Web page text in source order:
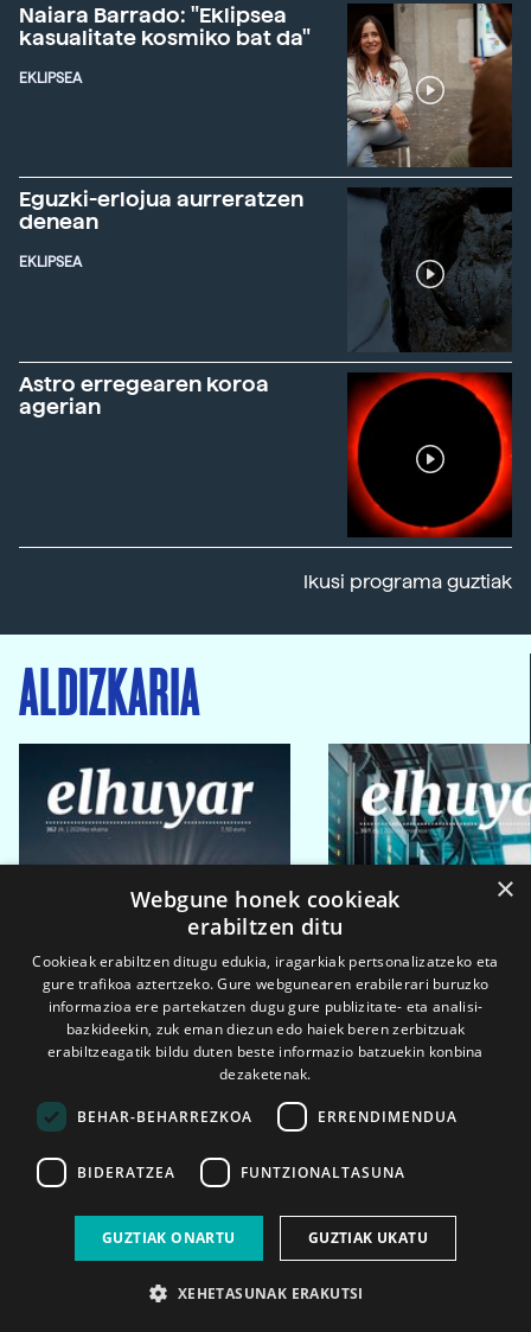
Naiara Barrado: "Eklipsea
kasualitate kosmiko bat da"
EKLIPSEA
Eguzki-erlojua aurreratzen
denean
EKLIPSEA
Astro erregearen koroa
agerian
Ikusi programa guztiak
ALDIZKARIA
2026ko eka. 1a 2026ko mar. 1a
×
Webgune honek cookieak
erabiltzen ditu
Cookieak erabiltzen ditugu edukia, iragarkiak pertsonalizatzeko eta
gure trafikoa aztertzeko. Gure webgunearen erabilerari buruzko
informazioa ere partekatzen dugu gure publizitate- eta analisi-
bazkideekin, zuk eman diezun edo haiek beren zerbitzuak
erabiltzeagatik bildu duten beste informazio batzuekin konbina
dezaketenak.
BEHAR-BEHARREZKOA ERRENDIMENDUA
BIDERATZEA FUNTZIONALTASUNA
GUZTIAK ONARTU GUZTIAK UKATU
XEHETASUNAK ERAKUTSI